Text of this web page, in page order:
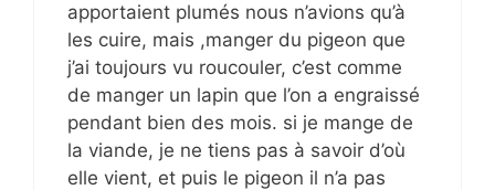
apportaient plumés nous n’avions qu’à
les cuire, mais ,manger du pigeon que
j’ai toujours vu roucouler, c’est comme
de manger un lapin que l’on a engraissé
pendant bien des mois. si je mange de
la viande, je ne tiens pas à savoir d’où
elle vient, et puis le pigeon il n’a pas